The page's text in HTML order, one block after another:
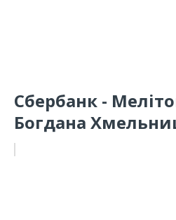
Сбербанк -
Богдана